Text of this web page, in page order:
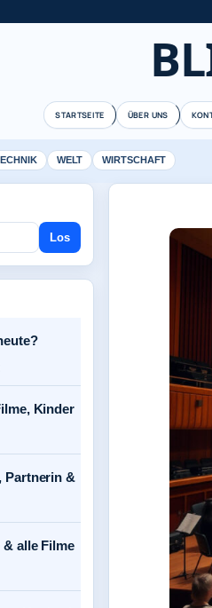
STARTSEITE ÜBER UNS
WELT WIRTSCHAFT
Los
Kinder
Partnerin &
alle Filme